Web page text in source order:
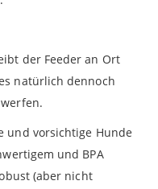
der Feeder an Ort
natürlich dennoch
und vorsichtige Hunde
und BPA
(aber nicht